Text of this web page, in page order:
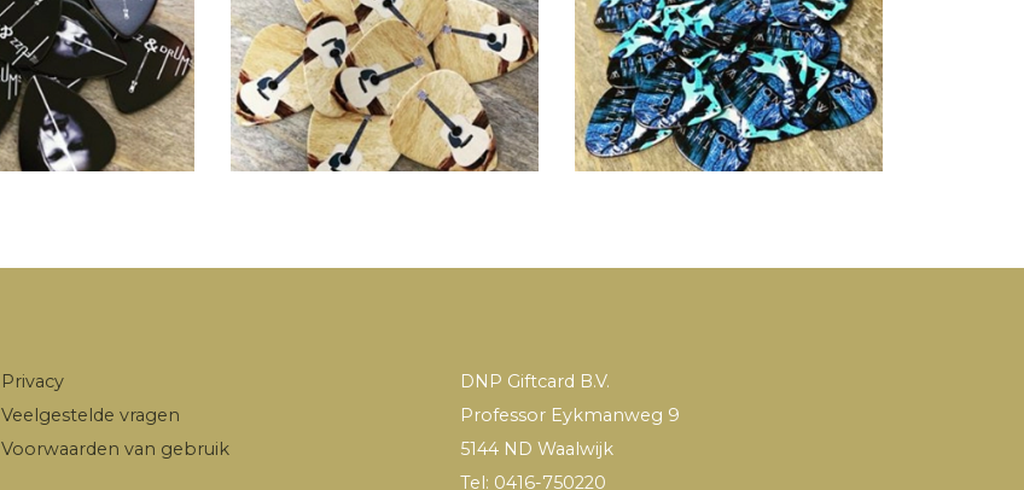
Privacy
Veelgestelde vragen
Voorwaarden van gebruik
DNP Giftcard B.V.
Professor Eykmanweg 9
5144 ND Waalwijk
Tel: 0416-750220